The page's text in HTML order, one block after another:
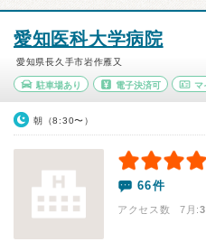
愛知医科大学病院
愛知県長久手市岩作雁又
駐車場あり 電子決済可 マ
朝（8:30〜）
66件
アクセス数 7月: